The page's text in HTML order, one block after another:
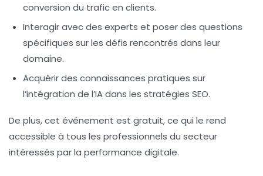
conversion du trafic en clients.
Interagir avec des experts et poser des questions
spécifiques sur les défis rencontrés dans leur
domaine.
Acquérir des connaissances pratiques sur
l’intégration de l’IA dans les stratégies SEO.
De plus, cet événement est gratuit, ce qui le rend
accessible à tous les professionnels du secteur
intéressés par la performance digitale.